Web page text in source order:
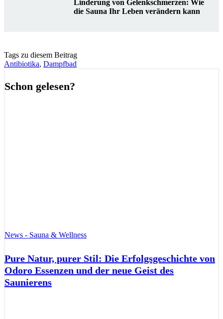
Linderung von Gelenkschmerzen: Wie
die Sauna Ihr Leben verändern kann
Tags zu diesem Beitrag
Antibiotika, Dampfbad
Schon gelesen?
News - Sauna & Wellness
Pure Natur, purer Stil: Die Erfolgsgeschichte von
Odoro Essenzen und der neue Geist des
Saunierens